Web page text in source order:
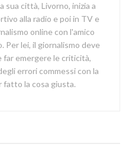
sua città, Livorno, inizia a
alla radio e poi in TV e
online con l'amico
Per lei, il giornalismo deve
far emergere le criticità,
errori commessi con la
fatto la cosa giusta.